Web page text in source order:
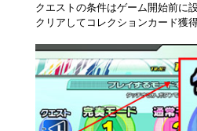
クエストの条件はゲーム開始前に
クリアしてコレクションカード獲